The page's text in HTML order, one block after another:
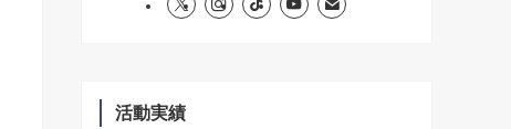
活動実績